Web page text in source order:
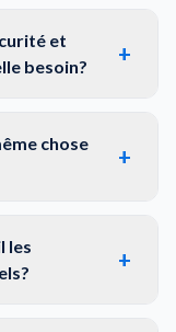
et
besoin?
+
chose
+
les
+